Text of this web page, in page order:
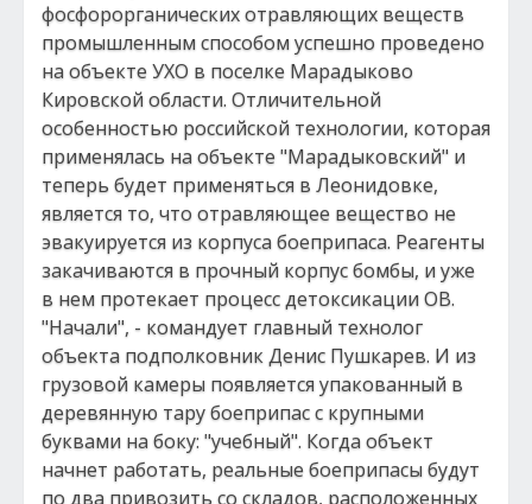
фосфорорганических отравляющих веществ
промышленным способом успешно проведено
на объекте УХО в поселке Марадыково
Кировской области. Отличительной
особенностью российской технологии, которая
применялась на объекте "Марадыковский" и
теперь будет применяться в Леонидовке,
является то, что отравляющее вещество не
эвакуируется из корпуса боеприпаса. Реагенты
закачиваются в прочный корпус бомбы, и уже
в нем протекает процесс детоксикации ОВ.
"Начали", - командует главный технолог
объекта подполковник Денис Пушкарев. И из
грузовой камеры появляется упакованный в
деревянную тару боеприпас с крупными
буквами на боку: "учебный". Когда объект
начнет работать, реальные боеприпасы будут
по два привозить со складов, расположенных